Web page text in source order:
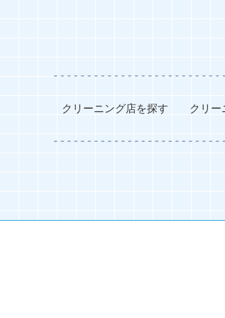
クリーニング店を探す クリー